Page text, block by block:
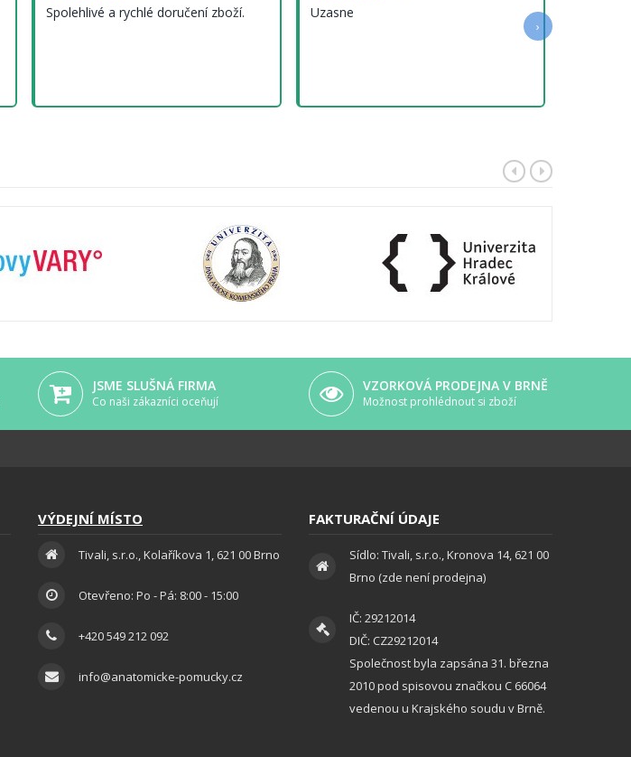
Spolehlivé a rychlé doručení zboží. Uzasne
›
JSME SLUŠNÁ FIRMA
Co naši zákazníci oceňují
VZORKOVÁ PRODEJNA V BRNĚ
Možnost prohlédnout si zboží
VÝDEJNÍ MÍSTO
Tivali, s.r.o., Kolaříkova 1, 621 00 Brno
Otevřeno: Po - Pá: 8:00 - 15:00
+420 549 212 092
info@anatomicke-pomucky.cz
FAKTURAČNÍ ÚDAJE
Sídlo: Tivali, s.r.o., Kronova 14, 621 00
Brno (zde není prodejna)
IČ: 29212014
DIČ: CZ29212014
Společnost byla zapsána 31. března
2010 pod spisovou značkou C 66064
vedenou u Krajského soudu v Brně.